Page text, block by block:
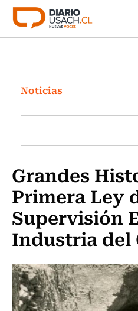
Click acá para ir
Investigación
Cultura
Programas Radio y TV
Noticias
Grandes
Primera Ley
Supervisión
Industria del